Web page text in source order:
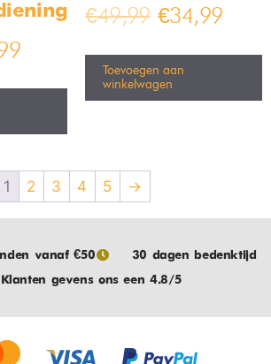
€49,99 €34,99
Toevoegen aan
winkelwagen
1 2 3 4 5 →
vanaf €50
30 dagen bedenktijd
Klanten gevens ons een 4.8/5